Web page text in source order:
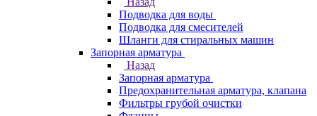
Подводка для воды
Подводка для смесителей
Шланги для стиральных машин
Запорная арматура
Назад
Запорная арматура
Предохранительная арматура, клапана
Фильтры грубой очистки